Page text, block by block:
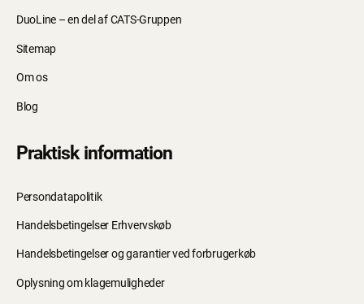
DuoLine – en del af CATS-Gruppen
Sitemap
Om os
Blog
Praktisk information
Persondatapolitik
Handelsbetingelser Erhvervskøb
Handelsbetingelser og garantier ved forbrugerkøb
Oplysning om klagemuligheder